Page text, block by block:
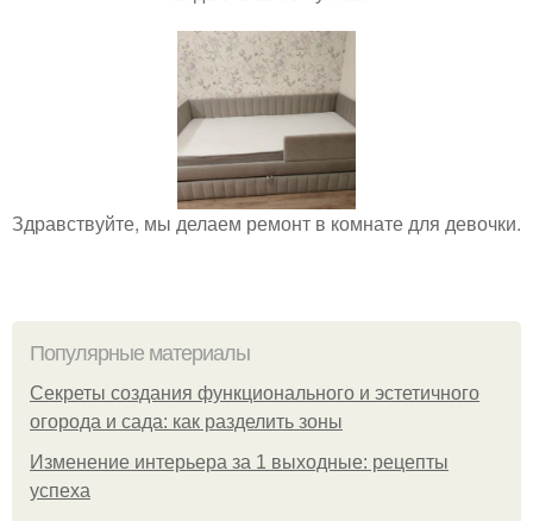
Здравствуйте, мы делаем ремонт в комнате для девочки.
Популярные материалы
Секреты создания функционального и эстетичного
огорода и сада: как разделить зоны
Изменение интерьера за 1 выходные: рецепты
успеха